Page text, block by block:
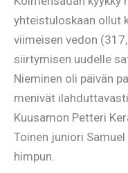
yhteistuloskaan ollut
viimeisen vedon
siirtymisen uudelle
Nieminen oli päivän
menivät
Kuusamon Petteri
Toinen juniori
himpun.